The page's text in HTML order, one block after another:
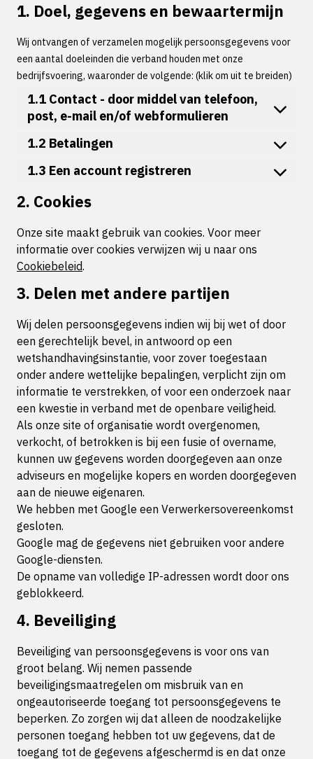
1. Doel, gegevens en bewaartermijn
Wij ontvangen of verzamelen mogelijk persoonsgegevens voor
een aantal doeleinden die verband houden met onze
bedrijfsvoering, waaronder de volgende: (klik om uit te breiden)
1.1 Contact - door middel van telefoon,
post, e-mail en/of webformulieren
1.2 Betalingen
1.3 Een account registreren
2. Cookies
Onze site maakt gebruik van cookies. Voor meer
informatie over cookies verwijzen wij u naar ons
Cookiebeleid.
3. Delen met andere partijen
Wij delen persoonsgegevens indien wij bij wet of door
een gerechtelijk bevel, in antwoord op een
wetshandhavingsinstantie, voor zover toegestaan
onder andere wettelijke bepalingen, verplicht zijn om
informatie te verstrekken, of voor een onderzoek naar
een kwestie in verband met de openbare veiligheid.
Als onze site of organisatie wordt overgenomen,
verkocht, of betrokken is bij een fusie of overname,
kunnen uw gegevens worden doorgegeven aan onze
adviseurs en mogelijke kopers en worden doorgegeven
aan de nieuwe eigenaren.
We hebben met Google een Verwerkersovereenkomst
gesloten.
Google mag de gegevens niet gebruiken voor andere
Google-diensten.
De opname van volledige IP-adressen wordt door ons
geblokkeerd.
4. Beveiliging
Beveiliging van persoonsgegevens is voor ons van
groot belang. Wij nemen passende
beveiligingsmaatregelen om misbruik van en
ongeautoriseerde toegang tot persoonsgegevens te
beperken. Zo zorgen wij dat alleen de noodzakelijke
personen toegang hebben tot uw gegevens, dat de
toegang tot de gegevens afgeschermd is en dat onze